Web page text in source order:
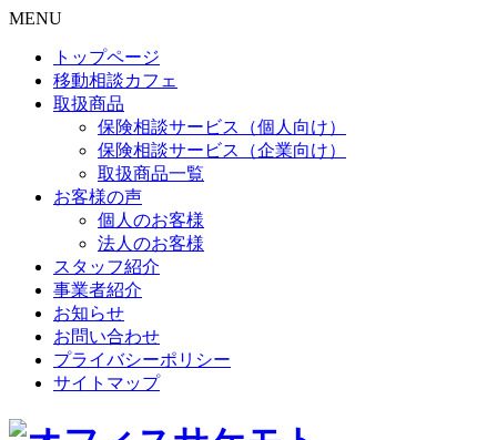
MENU
トップページ
移動相談カフェ
取扱商品
保険相談サービス（個人向け）
保険相談サービス（企業向け）
取扱商品一覧
お客様の声
個人のお客様
法人のお客様
スタッフ紹介
事業者紹介
お知らせ
お問い合わせ
プライバシーポリシー
サイトマップ